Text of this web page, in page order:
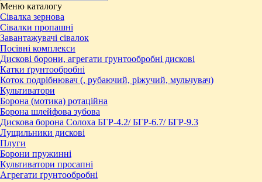
Меню каталогу
Сівалка зернова
Сівалки пропашні
Завантажувачі сівалок
Посівні комплекси
Дискові борони, агрегати ґрунтообробні дискові
Катки ґрунтообробні
Коток подрібнювач (, рубаючий, ріжучий, мульчувач)
Культиватори
Борона (мотика) ротаційна
Борона шлейфова зубова
Дискова борона Солоха БГР-4.2/ БГР-6.7/ БГР-9.3
Лущильники дискові
Плуги
Борони пружинні
Культиватори просапні
Агрегати ґрунтообробні